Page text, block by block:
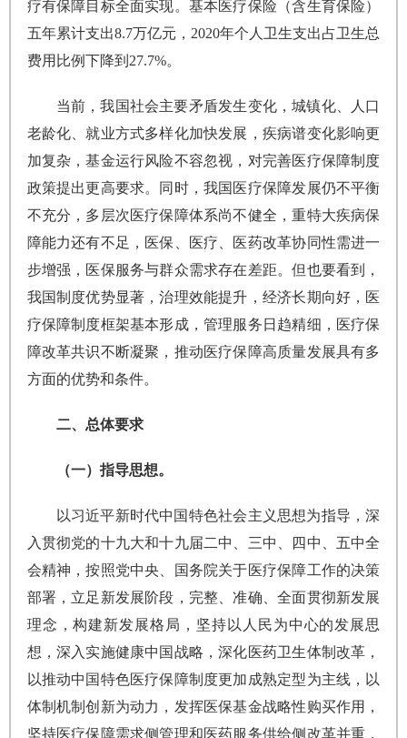
疗有保障目标全面实现。基本医疗保险（含生育保险）
五年累计支出8.7万亿元，2020年个人卫生支出占卫生总
费用比例下降到27.7%。
当前，我国社会主要矛盾发生变化，城镇化、人口
老龄化、就业方式多样化加快发展，疾病谱变化影响更
加复杂，基金运行风险不容忽视，对完善医疗保障制度
政策提出更高要求。同时，我国医疗保障发展仍不平衡
不充分，多层次医疗保障体系尚不健全，重特大疾病保
障能力还有不足，医保、医疗、医药改革协同性需进一
步增强，医保服务与群众需求存在差距。但也要看到，
我国制度优势显著，治理效能提升，经济长期向好，医
疗保障制度框架基本形成，管理服务日趋精细，医疗保
障改革共识不断凝聚，推动医疗保障高质量发展具有多
方面的优势和条件。
二、总体要求
（一）指导思想。
以习近平新时代中国特色社会主义思想为指导，深
入贯彻党的十九大和十九届二中、三中、四中、五中全
会精神，按照党中央、国务院关于医疗保障工作的决策
部署，立足新发展阶段，完整、准确、全面贯彻新发展
理念，构建新发展格局，坚持以人民为中心的发展思
想，深入实施健康中国战略，深化医药卫生体制改革，
以推动中国特色医疗保障制度更加成熟定型为主线，以
体制机制创新为动力，发挥医保基金战略性购买作用，
坚持医疗保障需求侧管理和医药服务供给侧改革并重，